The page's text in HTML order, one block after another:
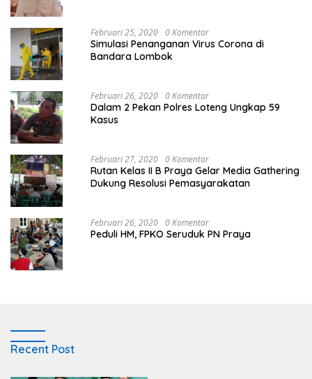
Februari 25, 2020 0 Komentar
Simulasi Penanganan Virus Corona di
Bandara Lombok
Februari 26, 2020 0 Komentar
Dalam 2 Pekan Polres Loteng Ungkap 59
Kasus
Februari 27, 2020 0 Komentar
Rutan Kelas II B Praya Gelar Media Gathering
Dukung Resolusi Pemasyarakatan
Februari 26, 2020 0 Komentar
Peduli HM, FPKO Seruduk PN Praya
Recent Post